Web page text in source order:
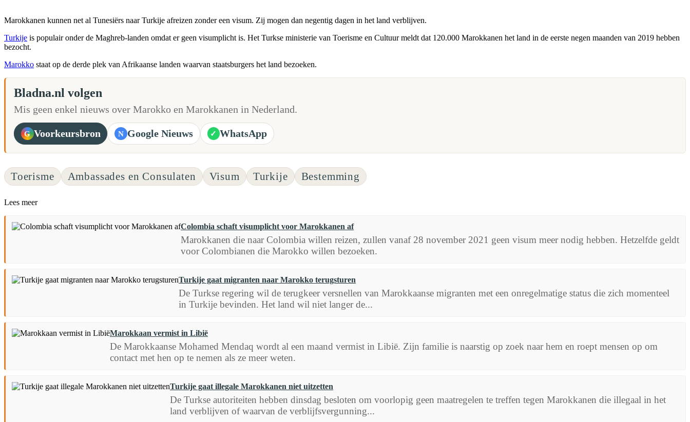
Marokkanen kunnen net al Tunesiërs naar Turkije afreizen zonder een visum. Zij mogen dan negentig dagen in het land verblijven.
Turkije is populair onder de Maghreb-landen omdat er geen visumplicht is. Het Turkse ministerie van Toerisme en Cultuur meldt dat 120.000 Marokkanen het land in de eerste negen maanden van 2019 hebben
bezocht.
Marokko staat op de derde plek van Afrikaanse landen waarvan staatsburgers het land bezoeken.
Bladna.nl volgen
Mis geen enkel nieuws over Marokko en Marokkanen in Nederland.
G Voorkeursbron N Google Nieuws ✓ WhatsApp
Toerisme Ambassades en Consulaten Visum Turkije Bestemming
Lees meer
Colombia schaft visumplicht voor Marokkanen af
Marokkanen die naar Colombia willen reizen, zullen vanaf 28 november 2021 geen visum meer nodig hebben. Hetzelfde geldt
voor Colombianen die Marokko willen bezoeken.
Turkije gaat migranten naar Marokko terugsturen
De Turkse regering wil de terugkeer versnellen van Marokkaanse migranten met een onregelmatige status die zich momenteel
in Turkije bevinden. Het land wil niet langer de...
Marokkaan vermist in Libië
De Marokkaanse Mohamed Mendaq wordt al een maand vermist in Libië. Zijn familie is naarstig op zoek naar hem en roept mensen op om
contact met hen op te nemen als ze meer weten.
Turkije gaat illegale Marokkanen niet uitzetten
De Turkse autoriteiten hebben dinsdag besloten om voorlopig geen maatregelen te treffen tegen Marokkanen die illegaal in het
land verblijven of waarvan de verblijfsvergunning...